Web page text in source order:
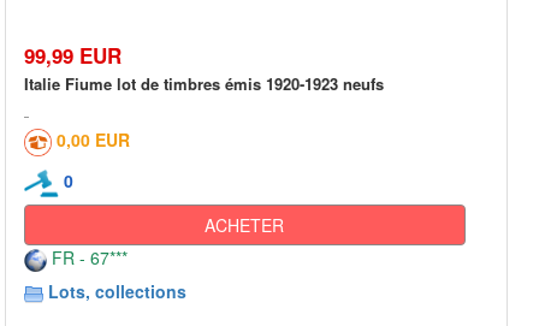
99,99 EUR
Italie Fiume lot de timbres émis 1920-1923 neufs
0,00 EUR
0
ACHETER
FR - 67***
Lots, collections